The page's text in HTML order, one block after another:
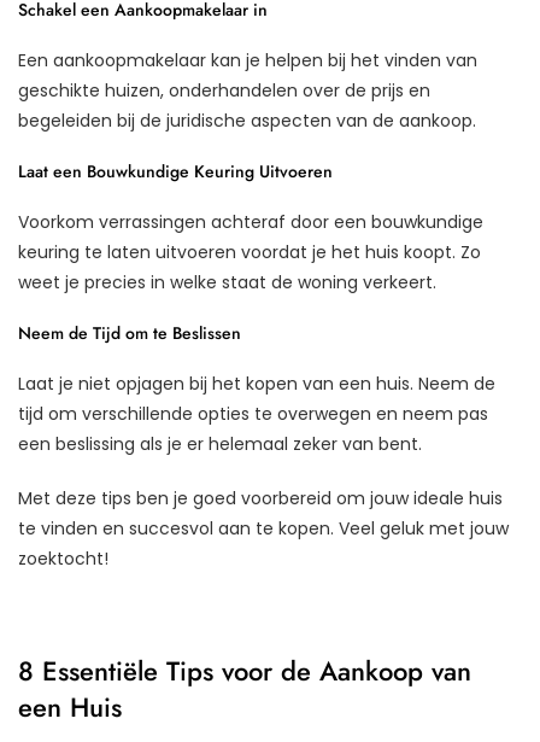
Schakel een Aankoopmakelaar in
Een aankoopmakelaar kan je helpen bij het vinden van
geschikte huizen, onderhandelen over de prijs en
begeleiden bij de juridische aspecten van de aankoop.
Laat een Bouwkundige Keuring Uitvoeren
Voorkom verrassingen achteraf door een bouwkundige
keuring te laten uitvoeren voordat je het huis koopt. Zo
weet je precies in welke staat de woning verkeert.
Neem de Tijd om te Beslissen
Laat je niet opjagen bij het kopen van een huis. Neem de
tijd om verschillende opties te overwegen en neem pas
een beslissing als je er helemaal zeker van bent.
Met deze tips ben je goed voorbereid om jouw ideale huis
te vinden en succesvol aan te kopen. Veel geluk met jouw
zoektocht!
8 Essentiële Tips voor de Aankoop van
een Huis